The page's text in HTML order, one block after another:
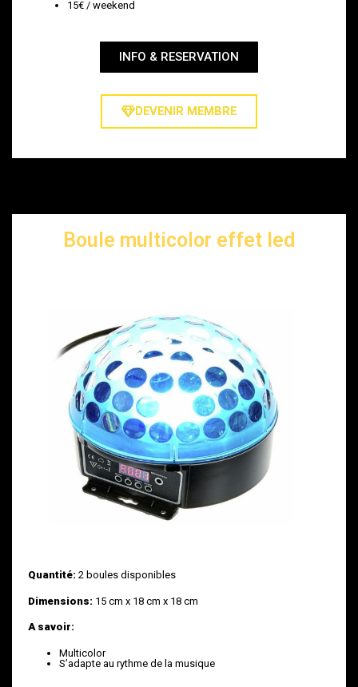
15€ / weekend
INFO & RESERVATION
DEVENIR MEMBRE
Boule multicolor effet led
Quantité: 2 boules disponibles
Dimensions: 15 cm x 18 cm x 18 cm
A savoir:
Multicolor
S’adapte au rythme de la musique